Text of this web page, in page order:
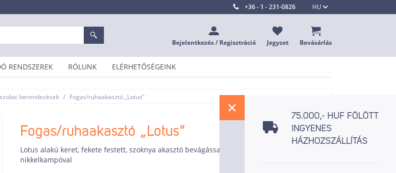
HU
+36 - 1 - 231-0826
Bejelentkezés / Regisztráció Jegyzet Bevásárlás
RENDSZEREK RÓLUNK ELÉRHETŐSÉGEINK
berendezések / Fogas/ruhaakasztó „Lotus”
Fogas/ruhaakasztó „Lotus”
Lotus alakú keret, fekete festett, szoknya akasztó bevágással, csúszásmentes rúddal, és
nikkelkampóval
75.000,- HUF FÖLÖTT
INGYENES
HÁZHOZSZÁLLÍTÁS